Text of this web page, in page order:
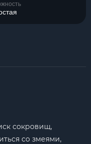
сокровищ,
со змеями,